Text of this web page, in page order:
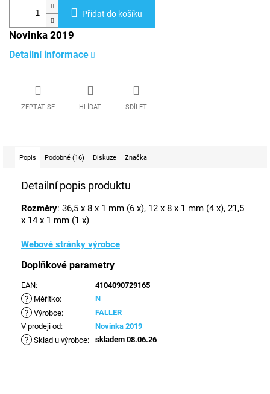
Přidat do košíku
Novinka 2019
Detailní informace
ZEPTAT SE HLÍDAT SDÍLET
Popis Podobné (16) Diskuze Značka
Detailní popis produktu
Rozměry: 36,5 x 8 x 1 mm (6 x), 12 x 8 x 1 mm (4 x), 21,5
x 14 x 1 mm (1 x)
Webové stránky výrobce
Doplňkové parametry
EAN: 4104090729165
? Měřítko: N
? Výrobce:
FALLER
V prodeji od: Novinka 2019
? Sklad u výrobce: skladem 08.06.26